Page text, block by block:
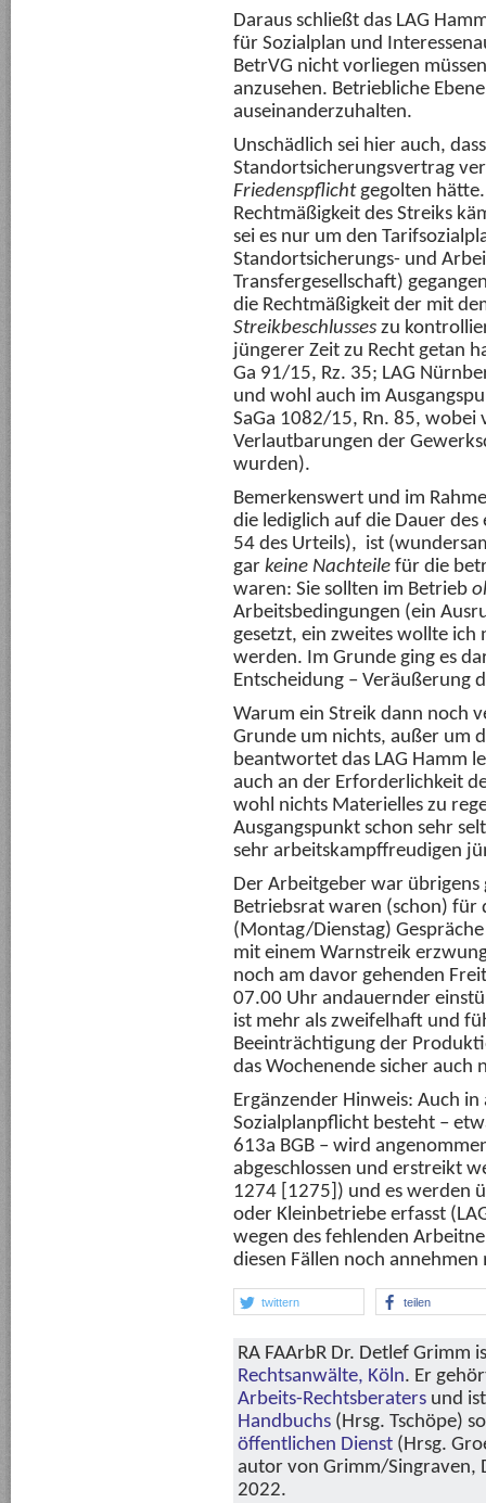
Daraus schließt das LAG
für Sozialplan und
BetrVG nicht vorliegen
anzusehen. Betriebliche
auseinanderzuhalten.
Unschädlich sei hier auch,
Standortsicherungsvertrag
Friedenspflichtgegolten
Rechtmäßigkeit des Streiks
sei es nur um den
Standortsicherungs- und
Transfergesellschaft)
die Rechtmäßigkeit der mit
Streikbeschlusses zu
jüngerer Zeit zu Recht getan
Ga 91/15, Rz. 35; LAG
und wohl auch im
SaGa 1082/15, Rn. 85, wobei
Verlautbarungen der
wurden).
Bemerkenswert und im
die lediglich auf die Dauer
54 des Urteils), ist
gar keine Nachteile für die
waren: Sie sollten im Betrieb
Arbeitsbedingungen (ein
gesetzt, ein zweites wollte
werden. Im Grunde ging es
Entscheidung – Veräußerung
Warum ein Streik dann noch
Grunde um nichts, außer um
beantwortet das LAG Hamm
auch an der Erforderlichkeit
wohl nichts Materielles zu
Ausgangspunkt schon sehr
sehr arbeitskampffreudigen
Der Arbeitgeber war
Betriebsrat waren (schon)
(Montag/Dienstag)
mit einem Warnstreik
noch am davor gehenden
07.00 Uhr andauernder
ist mehr als zweifelhaft und
Beeinträchtigung der
das Wochenende sicher auch
Ergänzender Hinweis: Auch
Sozialplanpflicht besteht –
613a BGB – wird
abgeschlossen und erstreikt
1274 [1275]) und es werden
oder Kleinbetriebe erfasst
wegen des fehlenden
diesen Fällen noch annehmen
twittern teilen
RA FAArbR Dr. Detlef Grimm
Rechtsanwälte, Köln. Er
Arbeits-Rechtsberaters und
Handbuchs (Hrsg. Tschöpe)
öffentlichen Dienst (Hrsg.
autor von Grimm/Singraven,
2022.